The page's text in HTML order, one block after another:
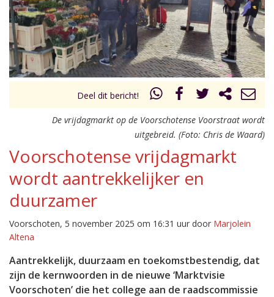
Inklappen
Deel dit bericht!
De vrijdagmarkt op de Voorschotense Voorstraat wordt
uitgebreid. (Foto: Chris de Waard)
Voorschotense vrijdagmarkt
wordt aantrekkelijker en
duurzamer
Voorschoten, 5 november 2025 om 16:31 uur door Marjolein
Altena
Aantrekkelijk, duurzaam en toekomstbestendig, dat
zijn de kernwoorden in de nieuwe ‘Marktvisie
Voorschoten’ die het college aan de raadscommissie